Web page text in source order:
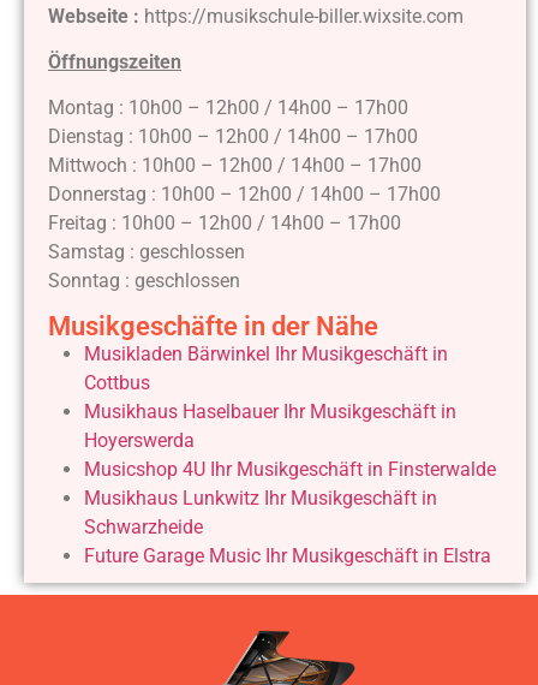
Webseite : https://musikschule-biller.wixsite.com
Öffnungszeiten
Montag : 10h00 – 12h00 / 14h00 – 17h00
Dienstag : 10h00 – 12h00 / 14h00 – 17h00
Mittwoch : 10h00 – 12h00 / 14h00 – 17h00
Donnerstag : 10h00 – 12h00 / 14h00 – 17h00
Freitag : 10h00 – 12h00 / 14h00 – 17h00
Samstag : geschlossen
Sonntag : geschlossen
Musikgeschäfte in der Nähe
Musikladen Bärwinkel Ihr Musikgeschäft in
Cottbus
Musikhaus Haselbauer Ihr Musikgeschäft in
Hoyerswerda
Musicshop 4U Ihr Musikgeschäft in Finsterwalde
Musikhaus Lunkwitz Ihr Musikgeschäft in
Schwarzheide
Future Garage Music Ihr Musikgeschäft in Elstra